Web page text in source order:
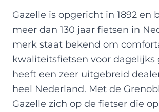
Gazelle is opgericht in 1892 en
meer dan 130 jaar fietsen in
merk staat bekend om
kwaliteitsfietsen voor dagelijks
heeft een zeer uitgebreid
heel Nederland. Met de
Gazelle zich op de fietser die